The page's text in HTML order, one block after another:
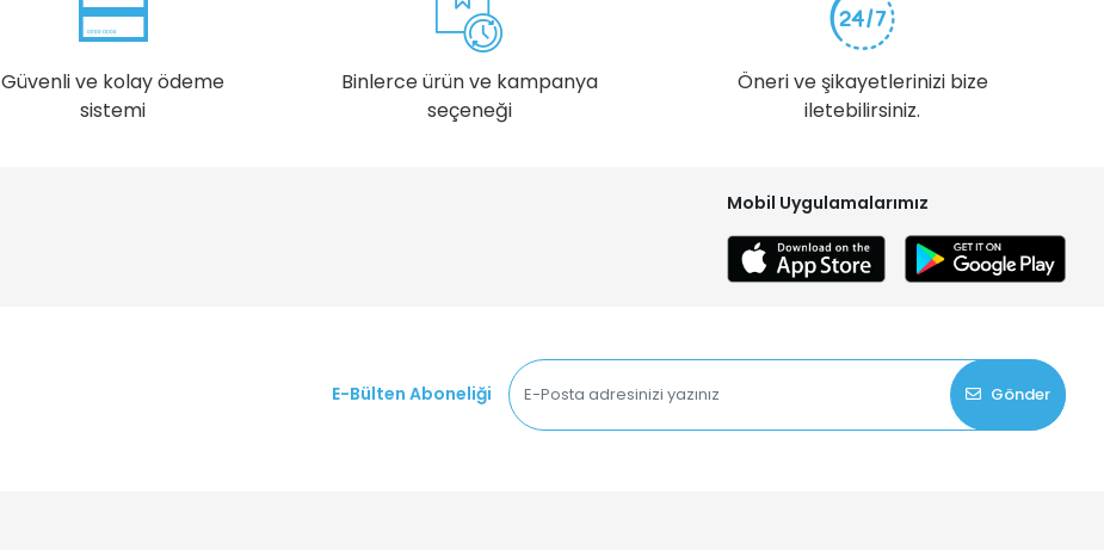
Güvenli ve kolay ödeme
sistemi
Binlerce ürün ve kampanya
seçeneği
Öneri ve şikayetlerinizi bize
iletebilirsiniz.
Mobil Uygulamalarımız
E-Bülten Aboneliği
Gönder